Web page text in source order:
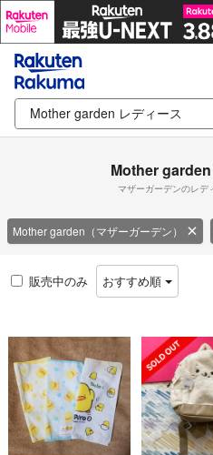
Mother
マザーガーデンのレデ
Mother garden（マザーガーデン）
販売中のみ おすすめ順